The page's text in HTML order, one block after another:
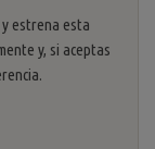
estrena esta
y, si aceptas